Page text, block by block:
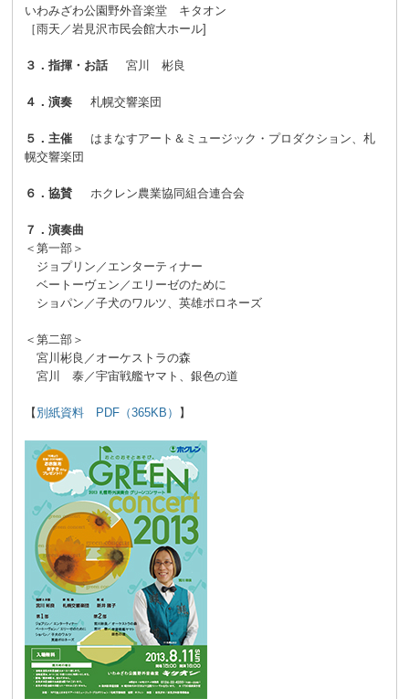
いわみざわ公園野外音楽堂 キタオン
［雨天／岩見沢市民会館大ホール]
３．指揮・お話 宮川 彬良
４．演奏 札幌交響楽団
５．主催 はまなすアート＆ミュージック・プロダクション、札
幌交響楽団
６．協賛 ホクレン農業協同組合連合会
７．演奏曲
＜第一部＞
ジョプリン／エンターティナー
ベートーヴェン／エリーゼのために
ショパン／子犬のワルツ、英雄ポロネーズ
＜第二部＞
宮川彬良／オーケストラの森
宮川 泰／宇宙戦艦ヤマト、銀色の道
【 別紙資料 PDF（365KB） 】